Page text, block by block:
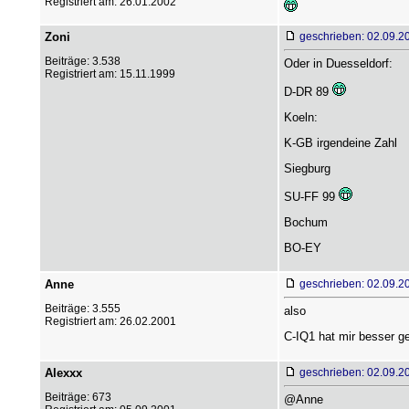
Zoni
Beiträge: 3.538
Registriert am: 15.11.1999
geschrieben:
Oder in Duesseldorf:
D-DR 89
Koeln:
K-GB irgendeine Zahl
Siegburg
SU-FF 99
Bochum
BO-EY
Anne
Beiträge: 3.555
Registriert am: 26.02.2001
geschrieben:
also
C-IQ1 hat mir besser
Alexxx
Beiträge: 673
geschrieben:
@Anne